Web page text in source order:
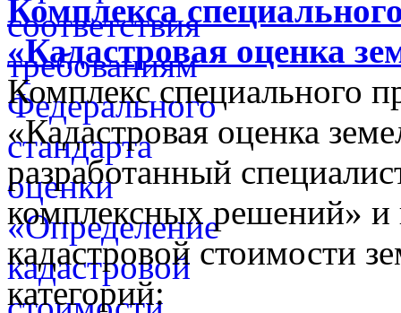
Комплекса
«Кадастровая оценка
Комплекс специального
«Кадастровая оценка
разработанный
комплексных решений» и
кадастровой стоимости
категорий: